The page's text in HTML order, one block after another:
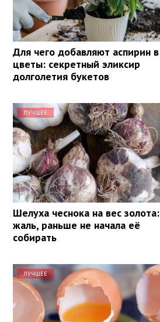
Для чего добавляют аспирин в
цветы: секретный эликсир
долголетия букетов
ЛУЧШЕЕ
Шелуха чеснока на вес золота:
жаль, раньше не начала её
собирать
ЛУЧШЕЕ